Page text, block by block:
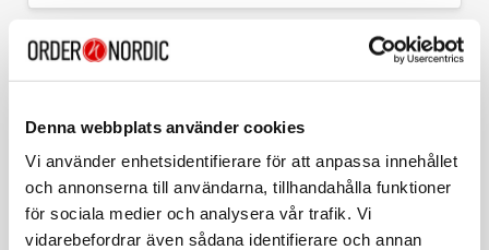
Denna webbplats använder cookies
Vi använder enhetsidentifierare för att anpassa innehållet
och annonserna till användarna, tillhandahålla funktioner
för sociala medier och analysera vår trafik. Vi
vidarebefordrar även sådana identifierare och annan
- Vikt: 4,9kg
- Garanti: 10 års fabrikationsgaranti
CAVALET
Bagagetag Röd
Tillv. art. nr:
TSA-Lås